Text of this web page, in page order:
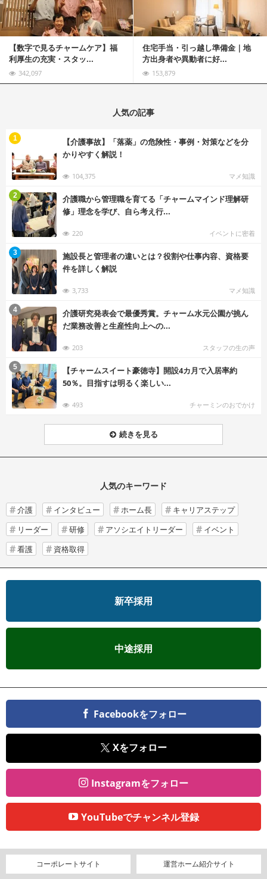
【数字で見るチャームケア】福
利厚生の充実・スタッ...
342,097
住宅手当・引っ越し準備金｜地
方出身者や異動者に好...
153,879
人気の記事
【介護事故】「落薬」の危険性・事例・対策などを分
かりやすく解説！
104,375 マメ知識
1
介護職から管理職を育てる「チャームマインド理解研
修」理念を学び、自ら考え行...
220 イベントに密着
2
施設長と管理者の違いとは？役割や仕事内容、資格要
件を詳しく解説
3,733 マメ知識
3
介護研究発表会で最優秀賞。チャーム水元公園が挑ん
だ業務改善と生産性向上への...
203 スタッフの生の声
4
【チャームスイート豪徳寺】開設4カ月で入居率約
50％。目指すは明るく楽しい...
493 チャーミンのおでかけ
5
続きを見る
人気のキーワード
介護 インタビュー ホーム長
キャリアステップ
リーダー
研修 アソシエイトリーダー
イベント
看護
資格取得
新卒採用
中途採用
Facebookをフォロー
Xをフォロー
Instagramをフォロー
YouTubeでチャンネル登録
コーポレートサイト 運営ホーム紹介サイト